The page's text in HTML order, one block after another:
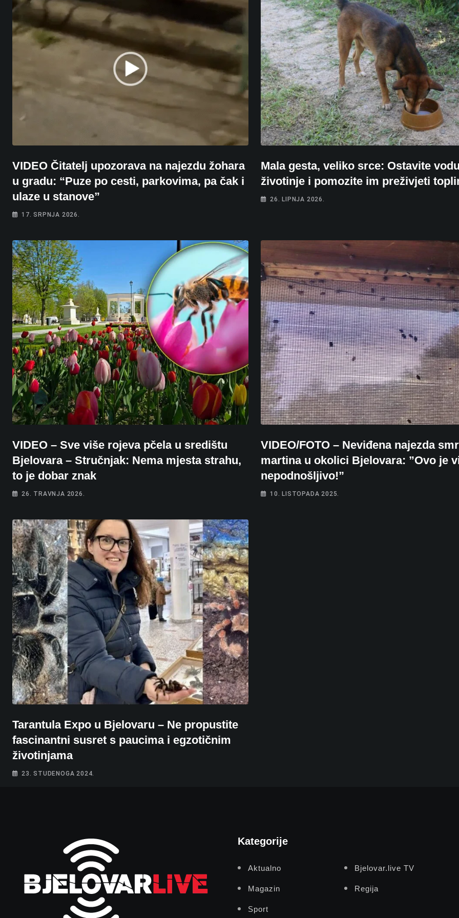
VIDEO Čitatelj upozorava na najezdu žohara
u gradu: “Puze po cesti, parkovima, pa čak i
ulaze u stanove”
17. SRPNJA 2026.
Mala gesta, veliko srce: Ostavite
životinje i pomozite im preživjeti
26. LIPNJA 2026.
VIDEO – Sve više rojeva pčela u središtu
Bjelovara – Stručnjak: Nema mjesta strahu,
to je dobar znak
26. TRAVNJA 2026.
VIDEO/FOTO – Neviđena najezda
martina u okolici Bjelovara: ”Ovo je
nepodnošljivo!”
10. LISTOPADA 2025.
Tarantula Expo u Bjelovaru – Ne propustite
fascinantni susret s paucima i egzotičnim
životinjama
23. STUDENOGA 2024.
Kategorije
Aktualno Bjelovar.live TV
Magazin Regija
Sport